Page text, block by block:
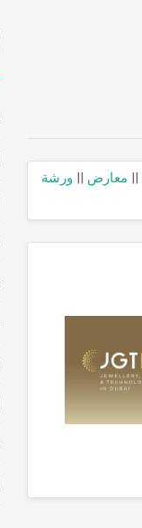
|| معارض || ورشة